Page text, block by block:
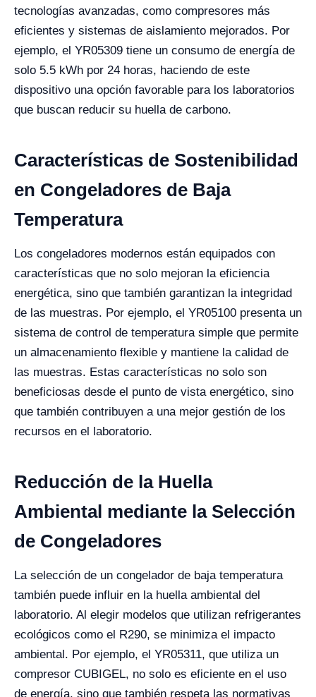
tecnologías avanzadas, como compresores más
eficientes y sistemas de aislamiento mejorados. Por
ejemplo, el YR05309 tiene un consumo de energía de
solo 5.5 kWh por 24 horas, haciendo de este
dispositivo una opción favorable para los laboratorios
que buscan reducir su huella de carbono.
Características de Sostenibilidad
en Congeladores de Baja
Temperatura
Los congeladores modernos están equipados con
características que no solo mejoran la eficiencia
energética, sino que también garantizan la integridad
de las muestras. Por ejemplo, el YR05100 presenta un
sistema de control de temperatura simple que permite
un almacenamiento flexible y mantiene la calidad de
las muestras. Estas características no solo son
beneficiosas desde el punto de vista energético, sino
que también contribuyen a una mejor gestión de los
recursos en el laboratorio.
Reducción de la Huella
Ambiental mediante la Selección
de Congeladores
La selección de un congelador de baja temperatura
también puede influir en la huella ambiental del
laboratorio. Al elegir modelos que utilizan refrigerantes
ecológicos como el R290, se minimiza el impacto
ambiental. Por ejemplo, el YR05311, que utiliza un
compresor CUBIGEL, no solo es eficiente en el uso
de energía, sino que también respeta las normativas